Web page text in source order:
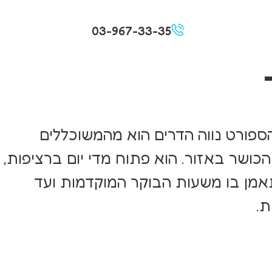
03-967-33-35
נווה הדרים הוא מהמשוכללים
באזור. הוא פתוח מדי יום ברציפות,
בו משעות הבוקר המוקדמות ועד